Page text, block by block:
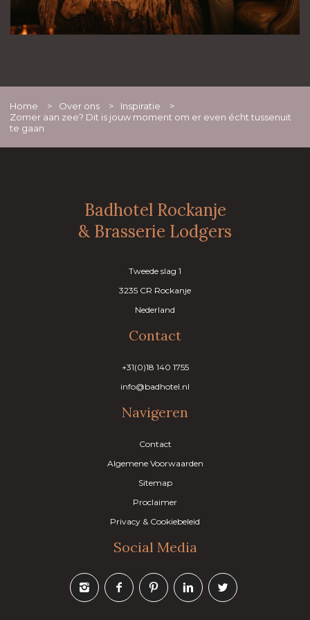
Home > Over ons > Inspiratie
>
Zomer aan zee? Dit is jouw moment om er even écht tussenuit
te gaan
Badhotel Rockanje
& Brasserie Lodgers
Tweede slag 1
3235 CR Rockanje
Nederland
Contact
+31(0)18 140 1755
info@badhotel.nl
Navigeren
Contact
Algemene Voorwaarden
Sitemap
Proclaimer
Privacy & Cookiebeleid
Social Media